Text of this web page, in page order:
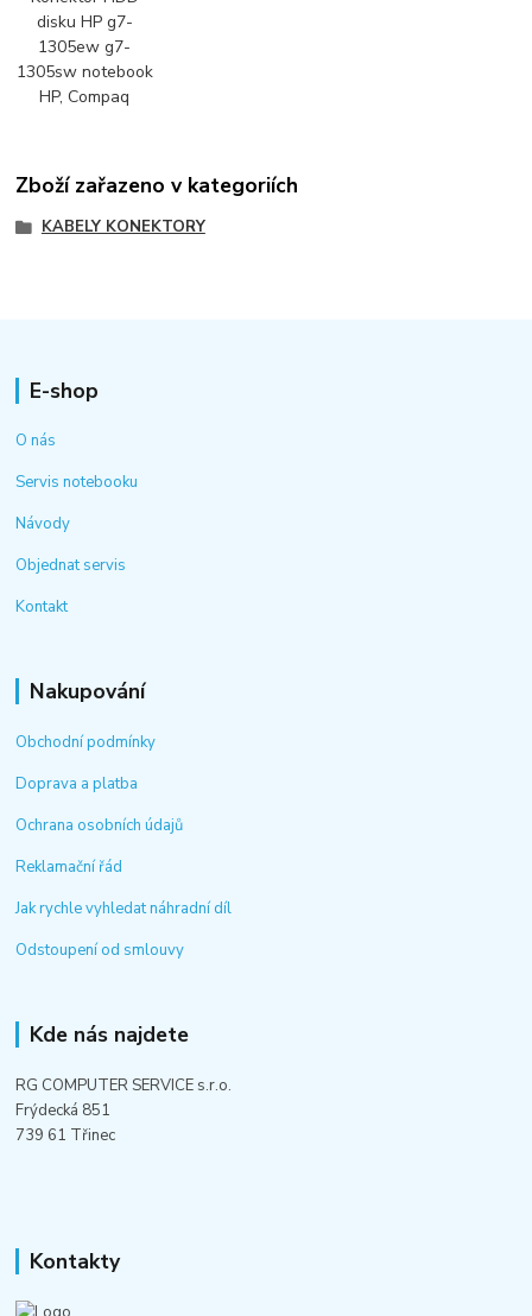
Zboží zařazeno v kategoriích
KABELY KONEKTORY
E-shop
O nás
Servis notebooku
Návody
Objednat servis
Kontakt
Nakupování
Obchodní podmínky
Doprava a platba
Ochrana osobních údajů
Reklamační řád
Jak rychle vyhledat náhradní díl
Odstoupení od smlouvy
Kde nás najdete
RG COMPUTER SERVICE s.r.o.
Frýdecká 851
739 61 Třinec
Kontakty